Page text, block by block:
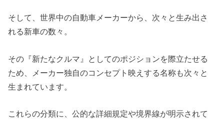
そして、世界中の自動車メーカーから、次々と生み出さ
れる新車の数々。
その『新たなクルマ』としてのポジションを際立たせる
ため、メーカー独自のコンセプト映えする名称も次々と
生まれています。
これらの分類に、公的な詳細規定や境界線が明示されて